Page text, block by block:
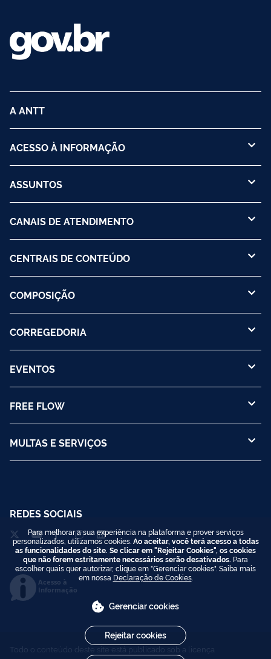
A ANTT
ACESSO À INFORMAÇÃO
ASSUNTOS
CANAIS DE ATENDIMENTO
CENTRAIS DE CONTEÚDO
COMPOSIÇÃO
CORREGEDORIA
EVENTOS
FREE FLOW
MULTAS E SERVIÇOS
REDES SOCIAIS
Acesso à
Informação
Todo o conteúdo deste site está publicado sob a licença
Para melhorar a sua experiência na plataforma e prover serviços
personalizados, utilizamos cookies. Ao aceitar, você terá acesso a todas
as funcionalidades do site. Se clicar em "Rejeitar Cookies", os cookies
que não forem estritamente necessários serão desativados. Para
escolher quais quer autorizar, clique em "Gerenciar cookies". Saiba mais
em nossa Declaração de Cookies.
Gerenciar cookies
Rejeitar cookies